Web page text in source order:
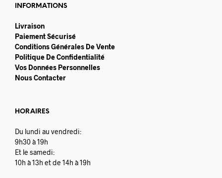
INFORMATIONS
Livraison
Paiement Sécurisé
Conditions Générales De Vente
Politique De Confidentialité
Vos Données Personnelles
Nous Contacter
HORAIRES
Du lundi au vendredi:
9h30 à 19h
Et le samedi:
10h à 13h et de 14h à 19h